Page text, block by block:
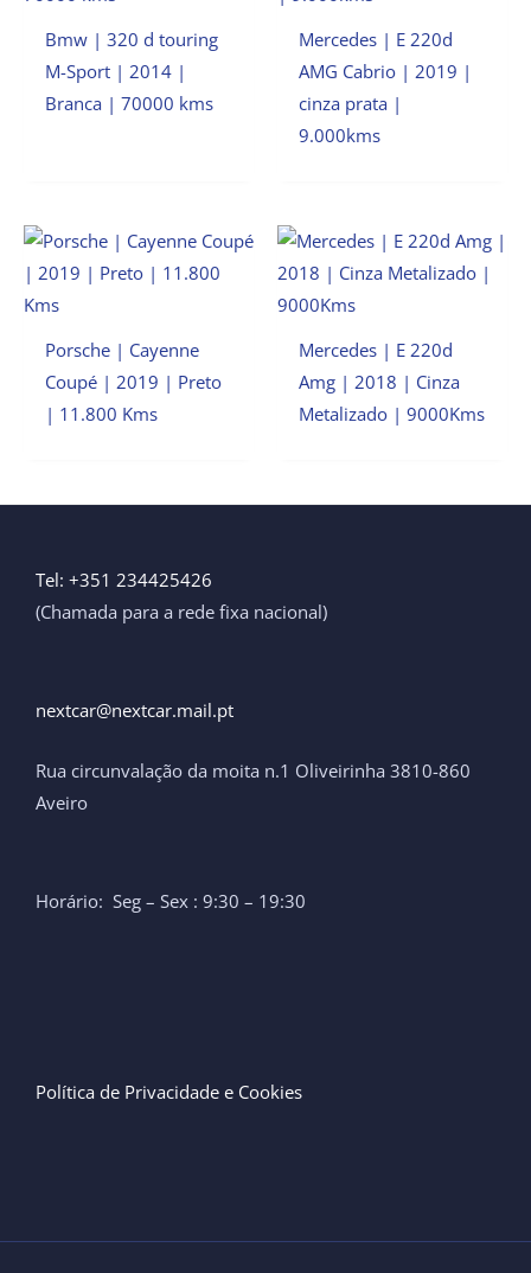
Bmw | 320 d touring
M-Sport | 2014 |
Branca | 70000 kms
Mercedes | E 220d
AMG Cabrio | 2019 |
cinza prata |
9.000kms
Porsche | Cayenne
Coupé | 2019 | Preto
| 11.800 Kms
Mercedes | E 220d
Amg | 2018 | Cinza
Metalizado | 9000Kms
Tel: +351 234425426
(Chamada para a rede fixa nacional)
nextcar@nextcar.mail.pt ​
Rua circunvalação da moita n.1 Oliveirinha 3810-860
Aveiro
Horário: Seg – Sex : 9:30 – 19:30
Política de Privacidade e Cookies